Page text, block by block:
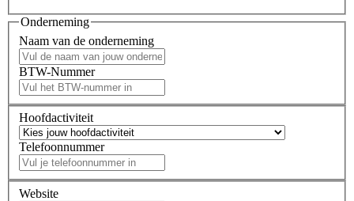
Onderneming
Naam van de onderneming
BTW-Nummer
Hoofdactiviteit
Telefoonnummer
Website